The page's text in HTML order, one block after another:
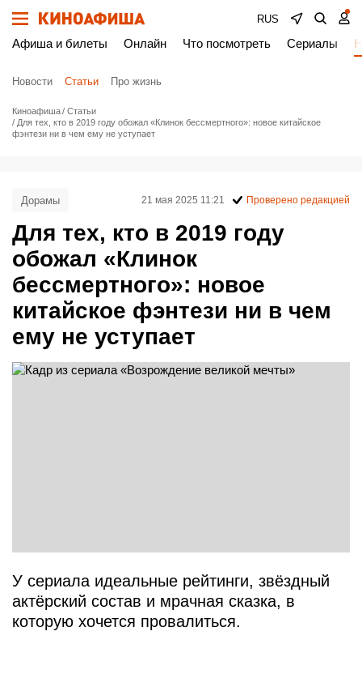
RUS
Афиша и билеты Онлайн Что посмотреть Сериалы
Новости Статьи Про жизнь
Киноафиша
Статьи
Для тех, кто в 2019 году обожал «Клинок бессмертного»: новое китайское
фэнтези ни в чем ему не уступает
Для тех, кто в 2019 году
обожал «Клинок
бессмертного»: новое
китайское фэнтези ни в чем
ему не уступает
Дорамы 21 мая 2025 11:21 Проверено редакцией
У сериала идеальные рейтинги, звёздный
актёрский состав и мрачная сказка, в
которую хочется провалиться.